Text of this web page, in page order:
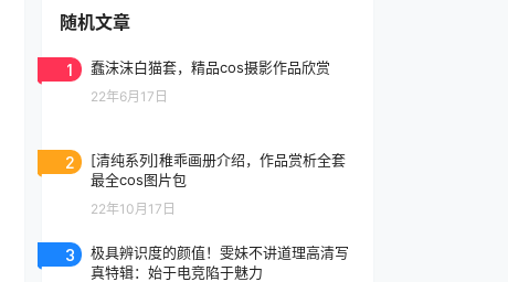
随机文章
1 蠢沫沫白猫套，精品cos摄影作品欣赏
22年6月17日
2
[清纯系列]稚乖画册介绍，作品赏析全套
最全cos图片包
22年10月17日
3
极具辨识度的颜值！雯妹不讲道理高清写
真特辑：始于电竞陷于魅力